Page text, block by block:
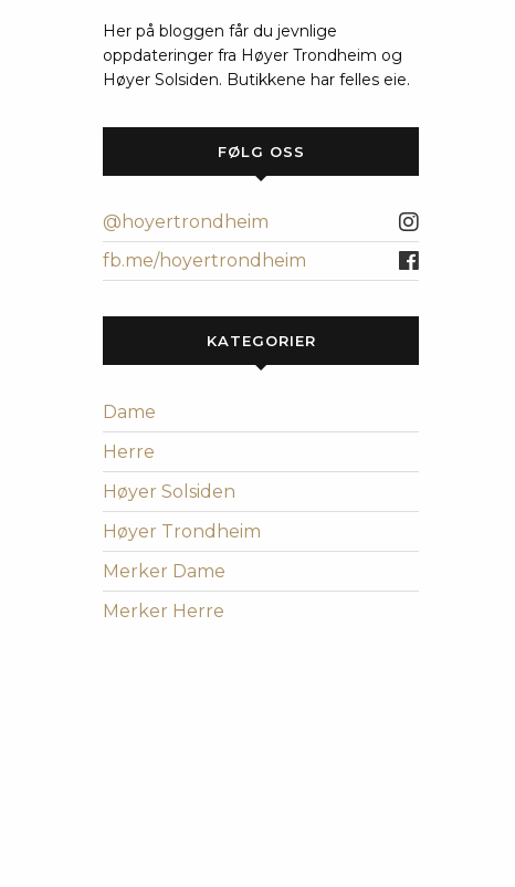
Her på bloggen får du jevnlige
oppdateringer fra Høyer Trondheim og
Høyer Solsiden. Butikkene har felles eie.
FØLG OSS
@hoyertrondheim
fb.me/hoyertrondheim
KATEGORIER
Dame
Herre
Høyer Solsiden
Høyer Trondheim
Merker Dame
Merker Herre